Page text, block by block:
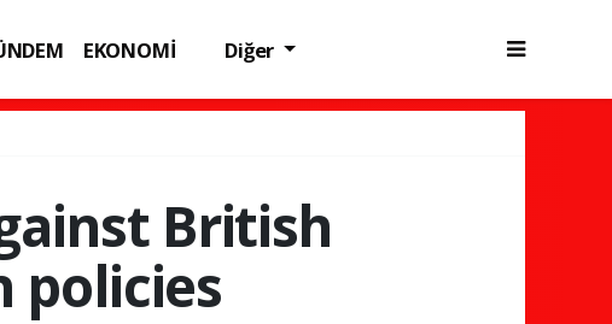
EKONOMİ
Diğer
British
policies